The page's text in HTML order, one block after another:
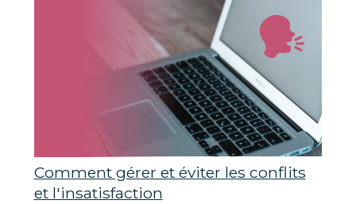
Comment gérer et éviter les conflits
et l'insatisfaction